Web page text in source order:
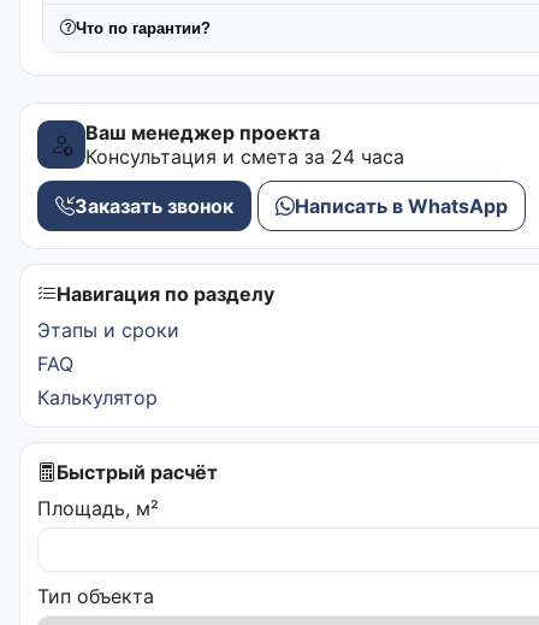
Что по гарантии?
Ваш менеджер проекта
Консультация и смета за 24 часа
Заказать звонок Написать в WhatsApp
Навигация по разделу
Этапы и сроки
FAQ
Калькулятор
Быстрый расчёт
Площадь, м²
Тип объекта